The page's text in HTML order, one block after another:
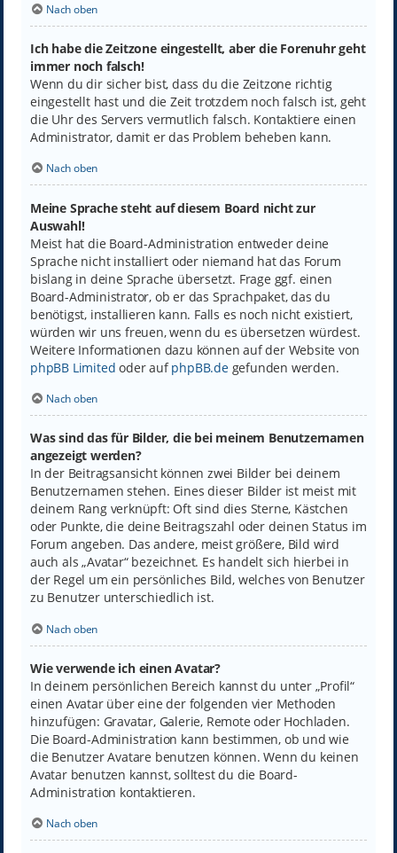
Nach oben
Ich habe die Zeitzone eingestellt, aber die Forenuhr geht
immer noch falsch!
Wenn du dir sicher bist, dass du die Zeitzone richtig
eingestellt hast und die Zeit trotzdem noch falsch ist, geht
die Uhr des Servers vermutlich falsch. Kontaktiere einen
Administrator, damit er das Problem beheben kann.
Nach oben
Meine Sprache steht auf diesem Board nicht zur
Auswahl!
Meist hat die Board-Administration entweder deine
Sprache nicht installiert oder niemand hat das Forum
bislang in deine Sprache übersetzt. Frage ggf. einen
Board-Administrator, ob er das Sprachpaket, das du
benötigst, installieren kann. Falls es noch nicht existiert,
würden wir uns freuen, wenn du es übersetzen würdest.
Weitere Informationen dazu können auf der Website von
phpBB Limited oder aufphpBB.degefunden werden.
Nach oben
Was sind das für Bilder, die bei meinem Benutzernamen
angezeigt werden?
In der Beitragsansicht können zwei Bilder bei deinem
Benutzernamen stehen. Eines dieser Bilder ist meist mit
deinem Rang verknüpft: Oft sind dies Sterne, Kästchen
oder Punkte, die deine Beitragszahl oder deinen Status im
Forum angeben. Das andere, meist größere, Bild wird
auch als „Avatar“ bezeichnet. Es handelt sich hierbei in
der Regel um ein persönliches Bild, welches von Benutzer
zu Benutzer unterschiedlich ist.
Nach oben
Wie verwende ich einen Avatar?
In deinem persönlichen Bereich kannst du unter „Profil“
einen Avatar über eine der folgenden vier Methoden
hinzufügen: Gravatar, Galerie, Remote oder Hochladen.
Die Board-Administration kann bestimmen, ob und wie
die Benutzer Avatare benutzen können. Wenn du keinen
Avatar benutzen kannst, solltest du die Board-
Administration kontaktieren.
Nach oben